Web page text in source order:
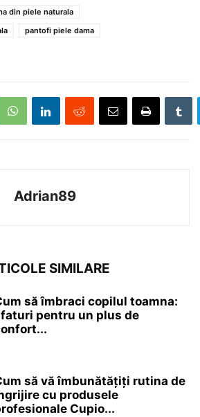
din piele naturala
pantofi piele dama
Adrian89
SIMILARE
să îmbraci copilul toamna:
pentru un plus de
să vă îmbunătățiți rutina de
cu produsele
Cupio...